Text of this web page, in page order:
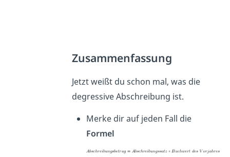
Zusammenfassung
Jetzt weißt du schon mal, was die
degressive Abschreibung ist.
Merke dir auf jeden Fall die
Formel